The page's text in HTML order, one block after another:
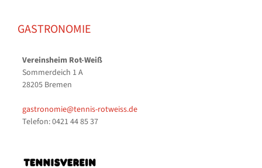
GASTRONOMIE
Vereinsheim Rot-Weiß
Sommerdeich 1 A
28205 Bremen
gastronomie@tennis-rotweiss.de
Telefon: 0421 44 85 37